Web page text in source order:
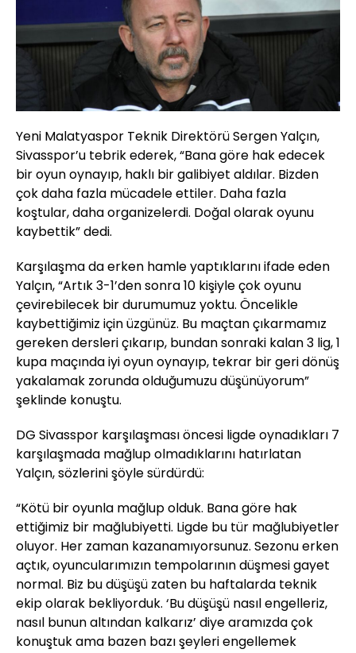
Yeni Malatyaspor Teknik Direktörü Sergen Yalçın,
Sivasspor’u tebrik ederek, “Bana göre hak edecek
bir oyun oynayıp, haklı bir galibiyet aldılar. Bizden
çok daha fazla mücadele ettiler. Daha fazla
koştular, daha organizelerdi. Doğal olarak oyunu
kaybettik” dedi.
Karşılaşma da erken hamle yaptıklarını ifade eden
Yalçın, “Artık 3-1’den sonra 10 kişiyle çok oyunu
çevirebilecek bir durumumuz yoktu. Öncelikle
kaybettiğimiz için üzgünüz. Bu maçtan çıkarmamız
gereken dersleri çıkarıp, bundan sonraki kalan 3 lig, 1
kupa maçında iyi oyun oynayıp, tekrar bir geri dönüş
yakalamak zorunda olduğumuzu düşünüyorum”
şeklinde konuştu.
DG Sivasspor karşılaşması öncesi ligde oynadıkları 7
karşılaşmada mağlup olmadıklarını hatırlatan
Yalçın, sözlerini şöyle sürdürdü:
“Kötü bir oyunla mağlup olduk. Bana göre hak
ettiğimiz bir mağlubiyetti. Ligde bu tür mağlubiyetler
oluyor. Her zaman kazanamıyorsunuz. Sezonu erken
açtık, oyuncularımızın tempolarının düşmesi gayet
normal. Biz bu düşüşü zaten bu haftalarda teknik
ekip olarak bekliyorduk. ‘Bu düşüşü nasıl engelleriz,
nasıl bunun altından kalkarız’ diye aramızda çok
konuştuk ama bazen bazı şeyleri engellemek